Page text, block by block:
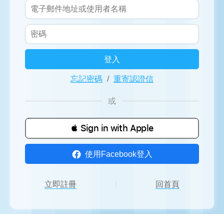
登入
忘記密碼 / 重寄認證信
或
 Sign in with Apple
使用Facebook登入
立即註冊 回首頁